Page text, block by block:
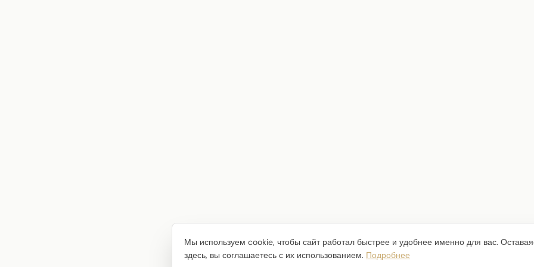
Мы используем cookie, чтобы сайт работал быстрее и удобнее именно для вас.
здесь, вы соглашаетесь с их использованием. Подробнее